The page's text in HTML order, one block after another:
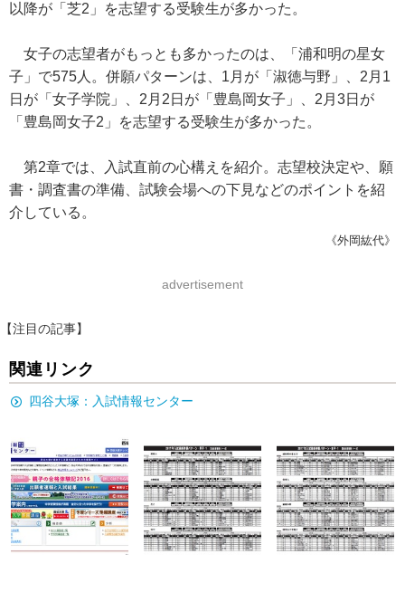
以降が「芝2」を志望する受験生が多かった。
女子の志望者がもっとも多かったのは、「浦和明の星女
子」で575人。併願パターンは、1月が「淑徳与野」、2月1
日が「女子学院」、2月2日が「豊島岡女子」、2月3日が
「豊島岡女子2」を志望する受験生が多かった。
第2章では、入試直前の心構えを紹介。志望校決定や、願
書・調査書の準備、試験会場への下見などのポイントを紹
介している。
《外岡紘代》
advertisement
【注目の記事】
関連リンク
四谷大塚：入試情報センター